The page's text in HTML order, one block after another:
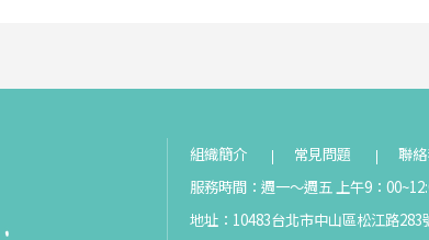
組織簡介 常見問題 聯
服務時間：週一～週五 上午9：
地址：10483台北市中山區松江路283